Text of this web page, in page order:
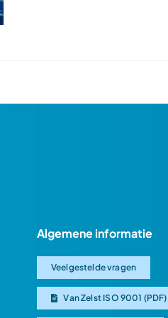
Algemene informatie
Veelgestelde vragen
Van Zelst ISO 9001 (PDF)